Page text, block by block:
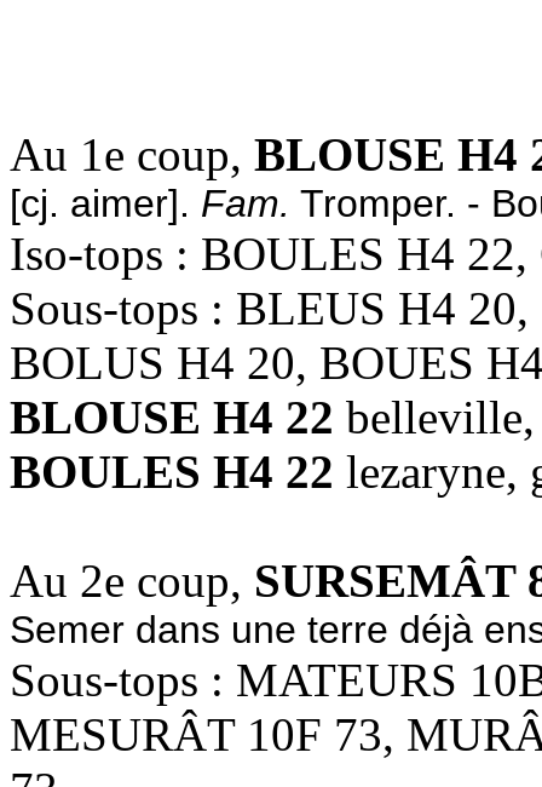
Au 1e coup, BLOUSE H4
[cj. aimer]. Fam. Tromper. -
Iso-tops : BOULES H4
Sous-tops : BLEUS H4
BOLUS H4 20, BOUES
BLOUSE H4 22
BOULES H4 22 lezaryne,
Au 2e coup, SURSEMÂT
Semer dans une terre déjà
Sous-tops : MATEURS
MESURÂT 10F 73,